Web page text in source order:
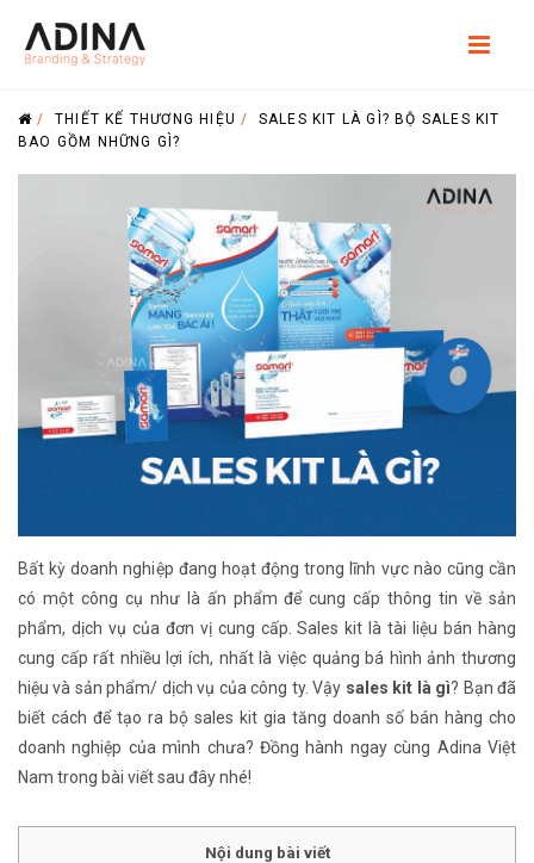
/THIẾT KẾ THƯƠNG HIỆU / SALES KIT LÀ GÌ? BỘ SALES KIT
BAO GỒM NHỮNG GÌ?
Bất kỳ doanh nghiệp đang hoạt động trong lĩnh vực nào cũng cần
có một công cụ như là ấn phẩm để cung cấp thông tin về sản
phẩm, dịch vụ của đơn vị cung cấp. Sales kit là tài liệu bán hàng
cung cấp rất nhiều lợi ích, nhất là việc quảng bá hình ảnh thương
hiệu và sản phẩm/ dịch vụ của công ty. Vậy sales kit là gì? Bạn đã
biết cách để tạo ra bộ sales kit gia tăng doanh số bán hàng cho
doanh nghiệp của mình chưa? Đồng hành ngay cùng Adina Việt
Nam trong bài viết sau đây nhé!
Nội dung bài viết